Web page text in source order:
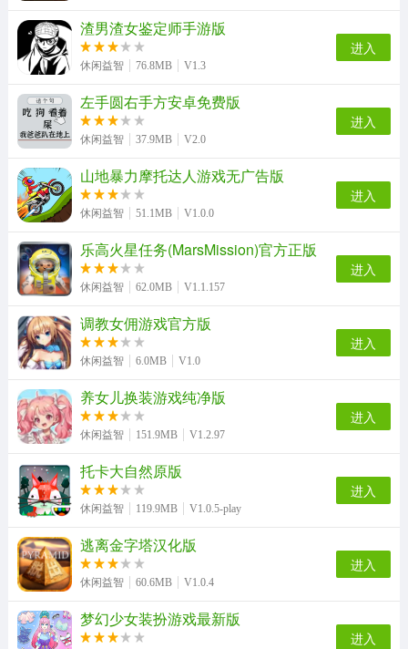
马云模拟器游戏正版 小蝌蚪历险记游戏纯净版
舞林大会官方正版 扔纸团手机版 直至死亡免费版
甜瓜游乐场模组官方最新版
渣男渣女鉴定师手游版
休闲益智 76.8MB V1.3
进入
左手圆右手方安卓免费版
休闲益智 37.9MB V2.0
进入
山地暴力摩托达人游戏无广告版
休闲益智 51.1MB V1.0.0
进入
乐高火星任务(MarsMission)官方正版
休闲益智 62.0MB V1.1.157
进入
调教女佣游戏官方版
休闲益智 6.0MB V1.0
进入
养女儿换装游戏纯净版
休闲益智 151.9MB V1.2.97
进入
托卡大自然原版
休闲益智 119.9MB V1.0.5-play
进入
逃离金字塔汉化版
休闲益智 60.6MB V1.0.4
进入
梦幻少女装扮游戏最新版
进入